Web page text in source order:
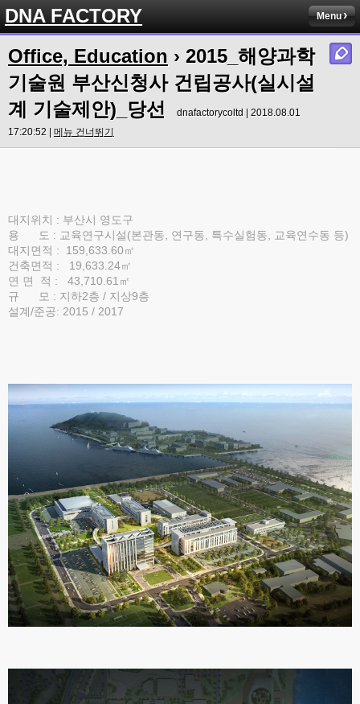
DNA FACTORY Menu
Office, Education › 2015_해양과학
기술원 부산신청사 건립공사(실시설
계 기술제안)_당선
dnafactorycoltd | 2018.08.01
17:20:52 | 메뉴 건너뛰기
대지위치 : 부산시 영도구
용 도 : 교육연구시설(본관동, 연구동, 특수실험동, 교육연수동 등)
대지면적 : 159,633.60㎡
건축면적 : 19,633.24㎡
연 면 적 : 43,710.61㎡
규 모 : 지하2층 / 지상9층
설계/준공: 2015 / 2017